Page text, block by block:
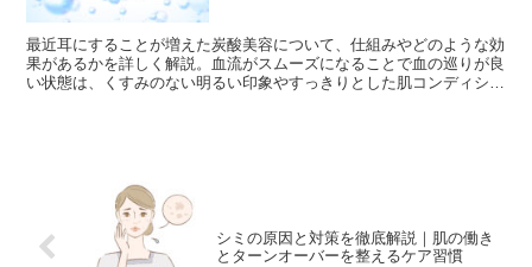
最近耳にすることが増えた炭酸美容について、仕組みやどのような効
果があるかを詳しく解説。血流がスムーズになることで血の巡りが良
い状態は、くすみのない明るい印象やすっきりとした肌コンディショ
シミの原因と対策を徹底解説｜肌の働き
とターンオーバーを整えるケア習慣